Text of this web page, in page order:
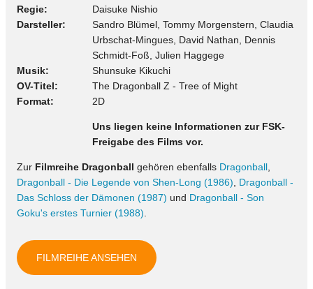
Regie
Daisuke Nishio
Darsteller
Sandro Blümel, Tommy Morgenstern, Claudia
Urbschat-Mingues, David Nathan, Dennis
Schmidt-Foß, Julien Haggege
Musik
Shunsuke Kikuchi
OV-Titel
The Dragonball Z - Tree of Might
Format
2D
Uns liegen keine Informationen zur FSK-
Freigabe des Films vor.
Zur Filmreihe Dragonball gehören ebenfalls Dragonball
Dragonball - Die Legende von Shen-Long (1986)
Dragonball -
Das Schloss der Dämonen (1987) und Dragonball - Son
Goku's erstes Turnier (1988)
FILMREIHE ANSEHEN